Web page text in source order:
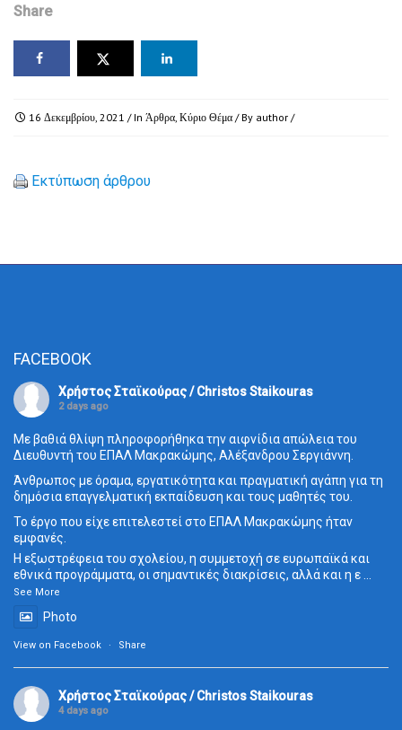
Share
16 Δεκεμβρίου, 2021 / In Άρθρα Κύριο Θέμα / By author /
Εκτύπωση άρθρου
FACEBOOK
Χρήστος Σταϊκούρας / Christos Staikouras
2 days ago
Με βαθιά θλίψη πληροφορήθηκα την αιφνίδια απώλεια του
Διευθυντή του ΕΠΑΛ Μακρακώμης, Αλέξανδρου Σεργιάννη.
Άνθρωπος με όραμα, εργατικότητα και πραγματική αγάπη για τη
δημόσια επαγγελματική εκπαίδευση και τους μαθητές του.
Το έργο που είχε επιτελεστεί στο ΕΠΑΛ Μακρακώμης ήταν
εμφανές.
Η εξωστρέφεια του σχολείου, η συμμετοχή σε ευρωπαϊκά και
εθνικά προγράμματα, οι σημαντικές διακρίσεις, αλλά και η ε
See More
Photo
View on Facebook · Share
Χρήστος Σταϊκούρας / Christos Staikouras
4 days ago